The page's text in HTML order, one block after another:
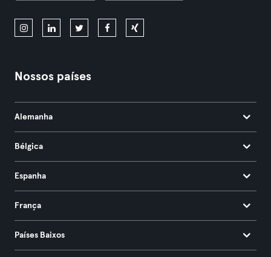
Nossos países
Alemanha
Bélgica
Espanha
França
Países Baixos